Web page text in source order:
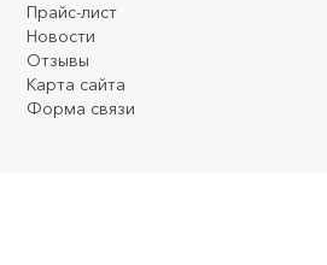
Прайс-лист
Новости
Отзывы
Карта сайта
Форма связи